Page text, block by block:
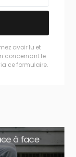
avoir lu et
concernant le
ce formulaire.
à face